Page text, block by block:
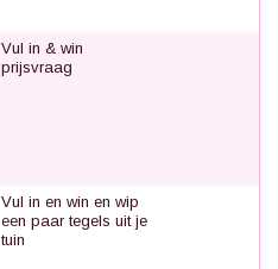
Vul in & win
prijsvraag
Vul in en win en wip
een paar tegels uit je
tuin